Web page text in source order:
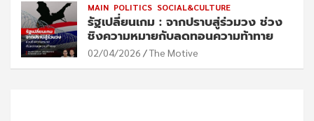
MAIN POLITICS SOCIAL&CULTURE
รัฐเปลี่ยนเกม : จากปราบสู่ร่วมวง ช่วง
ชิงความหมายกับลดทอนความท้าทาย
02/04/2026 The Motive